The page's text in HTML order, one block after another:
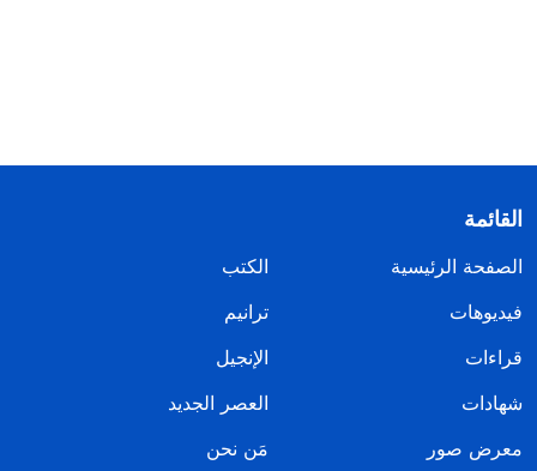
القائمة
الصفحة الرئيسية
الكتب
فيديوهات
ترانيم
قراءات
الإنجيل
شهادات
العصر الجديد
معرض صور
مَن نحن